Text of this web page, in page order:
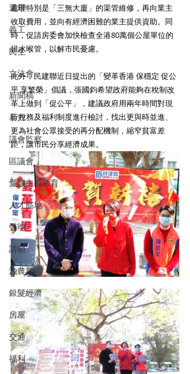
選舉
義工
民生
立法會
新聞稿
暴力
議會監察
區議會
愛國主義教育
人才高地
聲明
請願
漁農業
銀髮經濟
房屋
交通
福利
處理特別是「三無大廈」的渠管維修，再向業主
收取費用，並向有經濟困難的業主提供資助。同
時，促請房委會加快檢查全港80萬個公屋單位的
排水喉管，以解市民憂慮。
此外，民建聯近日提出的「變革香港 保穩定 促公
平 享繁榮」倡議，張國鈞希望政府能夠在稅制改
革上做到「促公平」，建議政府用兩年時間對現
行稅務及福利制度進行檢討，找出更與時並進、
更為社會公眾接受的再分配機制，縮窄貧富差
距，讓市民分享經濟成果。